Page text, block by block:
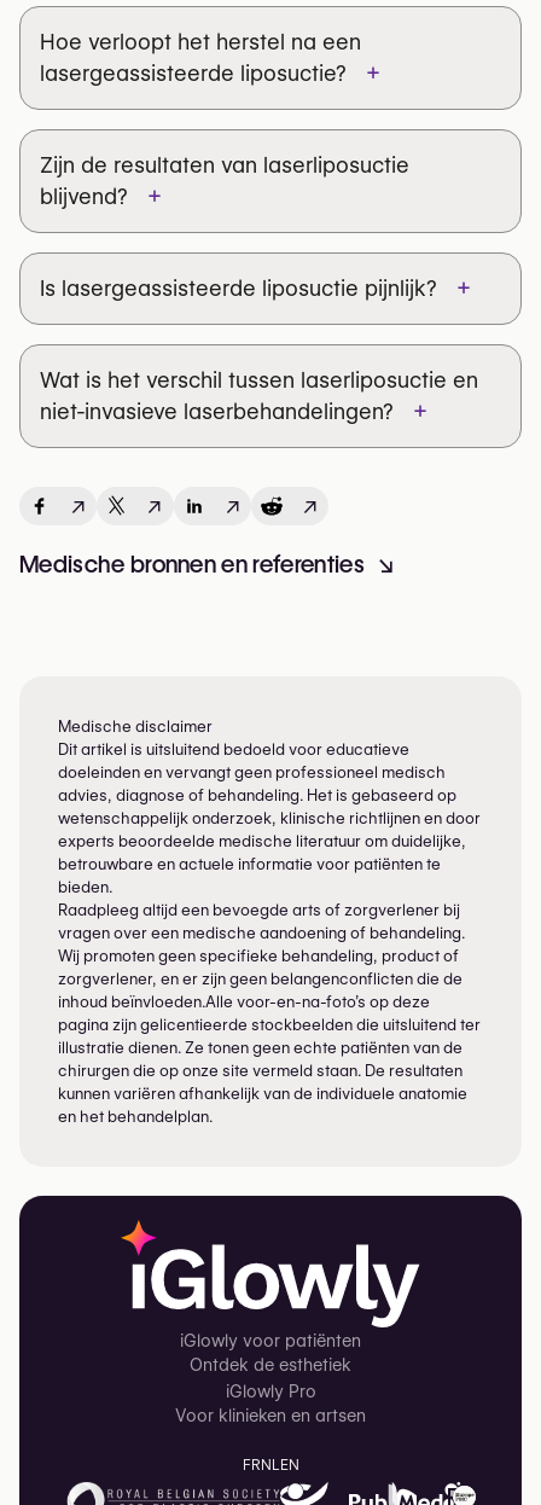
Binnenkant van de dijen
Knieën
Mannelijke borst (gynaecomastie)
Hoe verloopt het herstel na een
lasergeassisteerde liposuctie?
+
Zijn de resultaten van laserliposuctie
blijvend?
+
Is lasergeassisteerde liposuctie pijnlijk? +
Wat is het verschil tussen laserliposuctie en
niet-invasieve laserbehandelingen?
+
vetverwijdering
Niet-invasieve laser (bv. SculpSure): externe laser
↗ ↗ ↗ ↗
Medische bronnen en referenties ↘
Medische disclaimer
Dit artikel is uitsluitend bedoeld voor educatieve
doeleinden en vervangt geen professioneel medisch
advies, diagnose of behandeling. Het is gebaseerd op
wetenschappelijk onderzoek, klinische richtlijnen en door
experts beoordeelde medische literatuur om duidelijke,
betrouwbare en actuele informatie voor patiënten te
bieden.
Raadpleeg altijd een bevoegde arts of zorgverlener bij
vragen over een medische aandoening of behandeling.
Wij promoten geen specifieke behandeling, product of
zorgverlener, en er zijn geen belangenconflicten die de
inhoud beïnvloeden.Alle voor-en-na-foto’s op deze
pagina zijn gelicentieerde stockbeelden die uitsluitend ter
illustratie dienen. Ze tonen geen echte patiënten van de
chirurgen die op onze site vermeld staan. De resultaten
kunnen variëren afhankelijk van de individuele anatomie
en het behandelplan.
iGlowly voor patiënten
Ontdek de esthetiek
iGlowly Pro
Voor klinieken en artsen
FRNL EN